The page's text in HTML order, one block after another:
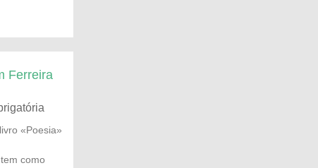
Ferreira
«Poesia»
como